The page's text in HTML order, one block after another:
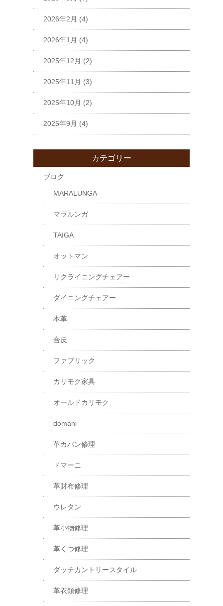
2026年2月 (4)
2026年1月 (4)
2025年12月 (2)
2025年11月 (3)
2025年10月 (2)
2025年9月 (4)
カテゴリー
ブログ
MARALUNGA
マラルンガ
TAIGA
オットマン
リクライニングチェアー
ダイニングチェアー
本革
合皮
ファブリック
カリモク家具
オールドカリモク
domani
革カバン修理
ドマーニ
革財布修理
ウレタン
革小物修理
革くつ修理
ダッチカントリースタイル
革衣類修理